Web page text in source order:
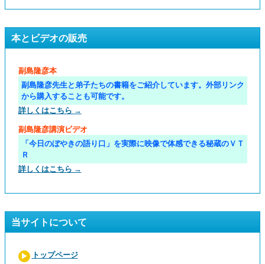
本とビデオの販売
副島隆彦本
副島隆彦先生と弟子たちの書籍をご紹介しています。外部リンク
から購入することも可能です。
詳しくはこちら →
副島隆彦講演ビデオ
「今日のぼやきの語り口」を実際に映像で体感できる秘蔵のＶＴ
Ｒ
詳しくはこちら →
当サイトについて
トップページ